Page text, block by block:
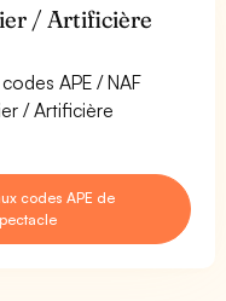
/ Artificière
APE / NAF
/ Artificière
codes APE de